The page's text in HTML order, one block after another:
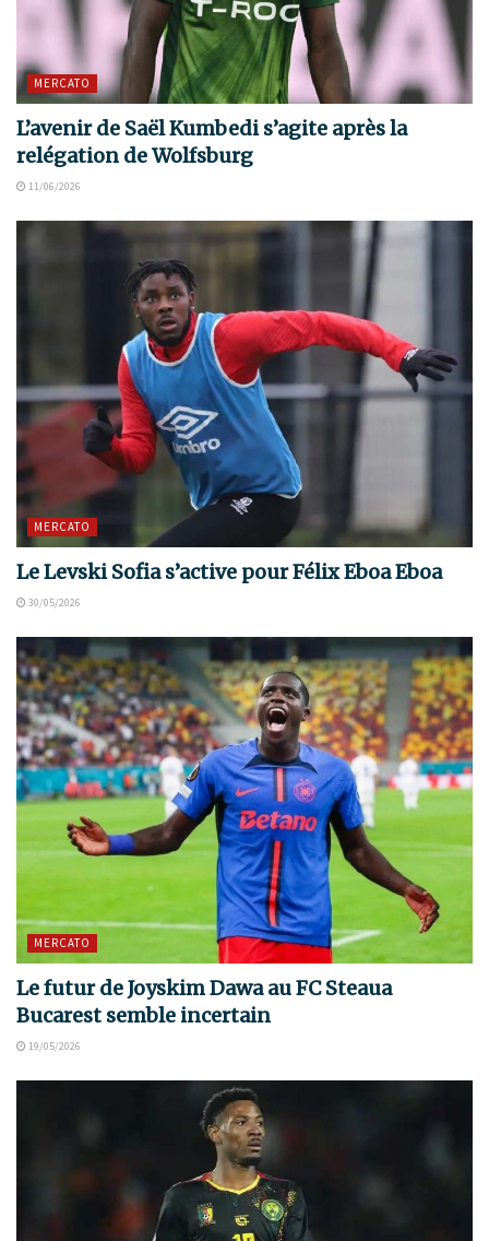
MERCATO
L’avenir de Saël Kumbedi s’agite après la
relégation de Wolfsburg
11/06/2026
MERCATO
Le Levski Sofia s’active pour Félix Eboa Eboa
30/05/2026
MERCATO
Le futur de Joyskim Dawa au FC Steaua
Bucarest semble incertain
19/05/2026